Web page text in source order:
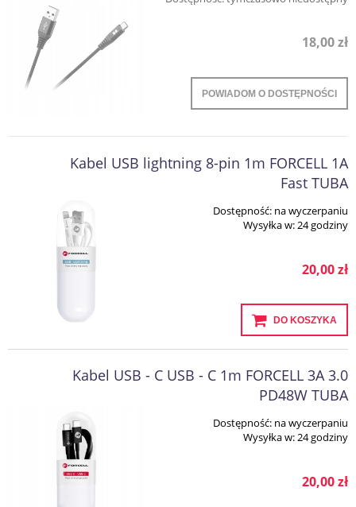
18,00 zł
POWIADOM O DOSTĘPNOŚCI
Kabel USB lightning 8-pin 1m FORCELL 1A
Fast TUBA
Dostępność: na wyczerpaniu
Wysyłka w:24 godziny
20,00 zł
DO KOSZYKA
Kabel USB - C USB - C 1m FORCELL 3A 3.0
PD48W TUBA
Dostępność: na wyczerpaniu
Wysyłka w:24 godziny
20,00 zł